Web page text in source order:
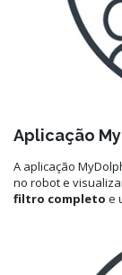
Aplicação
A aplicação
no robot e
filtro completo e